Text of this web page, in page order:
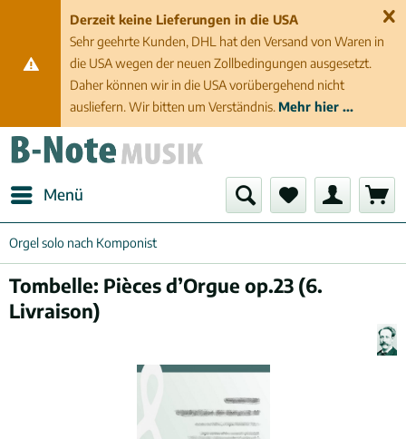
Derzeit keine Lieferungen in die USA
Sehr geehrte Kunden, DHL hat den Versand von Waren in
die USA wegen der neuen Zollbedingungen ausgesetzt.
Daher können wir in die USA vorübergehend nicht
ausliefern. Wir bitten um Verständnis. Mehr hier ...
Menü
Orgel solo nach Komponist
Tombelle: Pièces d’Orgue op.23 (6.
Livraison)